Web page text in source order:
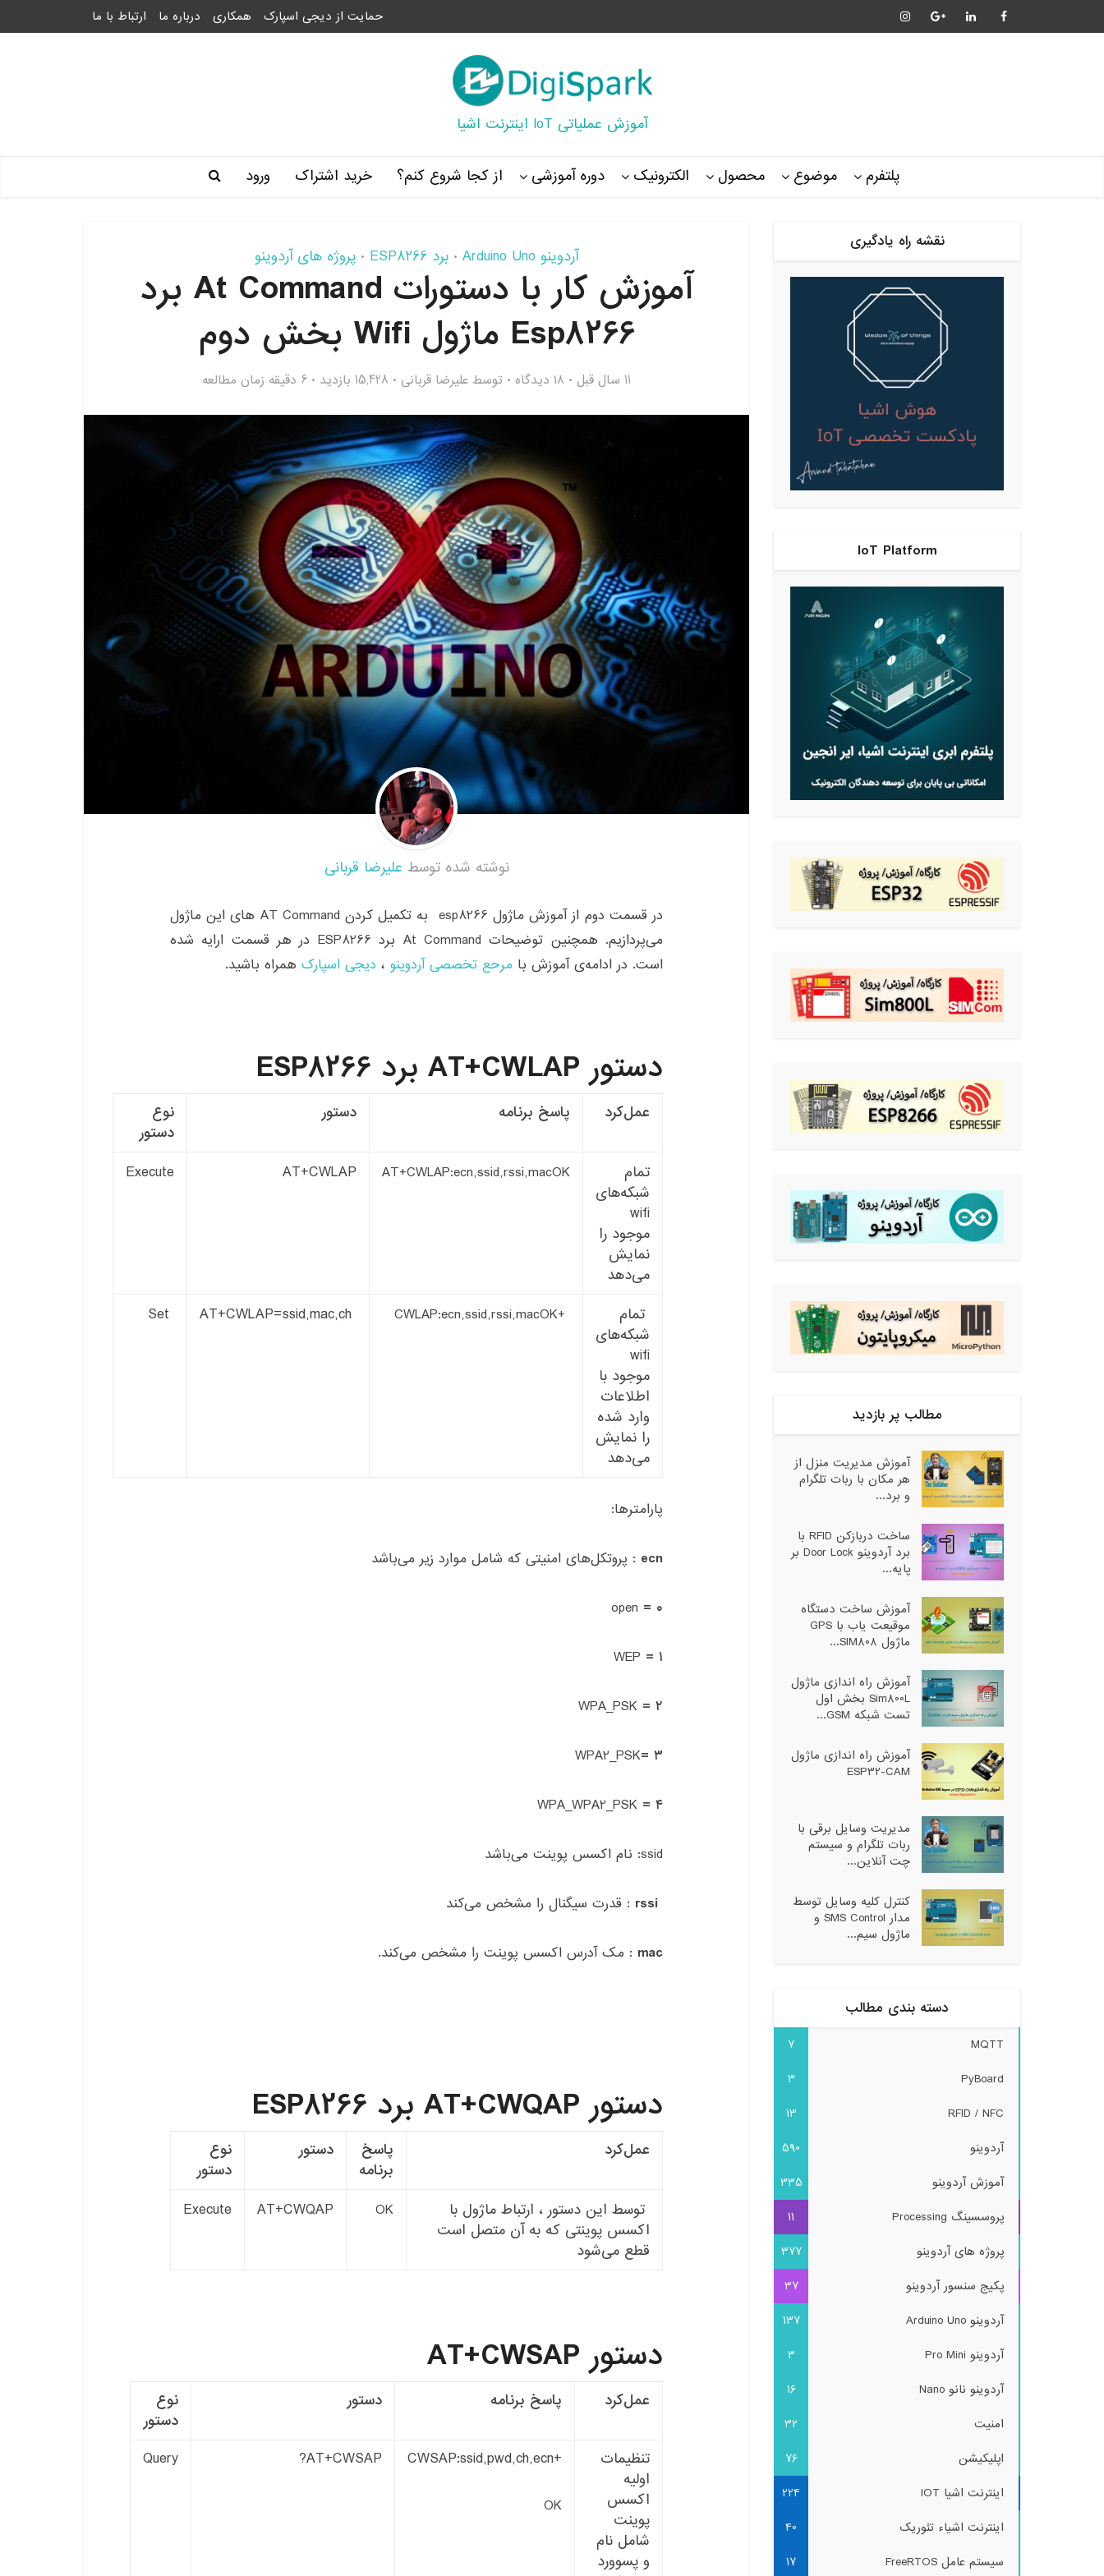
حمایت از دیجی اسپارک همکاری درباره ما ارتباط با ما
آموزش عملیاتی IoT اینترنت اشیا
پلتفرم موضوع محصول الکترونیک دوره آموزشی از کجا شروع کنم؟ خرید اشتراک ورود
آردوینو Arduino Uno • برد ESP8266 • پروژه های آردوینو
آموزش کار با دستورات At Command برد
Esp8266 ماژول Wifi بخش دوم
11 سال قبل ۱۸ دیدگاه توسط علیرضا قربانی 15,428 بازدید 6 دقیقه زمان مطالعه
نوشته شده توسط علیرضا قربانی
در قسمت دوم از آموزش ماژول esp8266 به تکمیل کردن AT Command های این ماژول
می‌پردازیم. همچنین توضیحات At Command برد ESP8266 در هر قسمت ارایه شده
است. در ادامه‌ی آموزش با مرحع تخصصی آردوینو ، دیجی اسپارک همراه باشید.
دستور AT+CWLAP برد ESP8266
عمل‌کرد پاسخ برنامه دستور
نوع
دستور
تمام
شبکه‌‌های
wifi
موجود را
نمایش
می‌دهد
AT+CWLAP:ecn,ssid,rssi,macOK
AT+CWLAP
Execute
تمام
شبکه‌های
wifi
موجود با
اطلاعات
وارد شده
را نمایش
می‌دهد
+CWLAP:
ecn,ssid,rssi,macOK
ssid,mac,ch
پارامترها:
ecn : پروتکل‌های امنیتی که شامل موارد زیر می‌باشد
۰ = open
۱ = WEP
۲ = WPA_PSK
۳ = WPA2_PSK
۴ = WPA_WPA2_PSK
ssid
: نام اکسس پوینت می‌باشد
قدرت سیگنال را مشخص می‌کند
mac : مک آدرس اکسس پوینت را مشخص می‌کند.
دستور AT+CWQAP برد ESP8266
عمل‌کرد
پاسخ
برنامه
دستور
نوع
دستور
توسط این دستور ، ارتباط ماژول با
اکسس پوینتی که به آن متصل است
قطع می‌شود
OK
AT+CWQAP
Execute
دستور AT+CWSAP
عمل‌کرد پاسخ برنامه دستور
نوع
دستور
تنظیمات
اولیه
اکسس
پوینت
شامل نام
و پسوورد
+CWSAP:
ssid,pwd,ch,ecn
OK
AT+CWSAP?
Query
نقشه راه یادگیری
IoT Platform
مطالب پر بازدید
آموزش مدیریت منزل از
هر مکان با ربات تلگرام
و برد...
ساخت دربازکن RFID با
برد آردوینو Door Lock بر
پایه...
آموزش ساخت دستگاه
موقیعت یاب با GPS
ماژول SIM808...
آموزش راه اندازی ماژول
Sim800L بخش اول
تست شبکه GSM...
آموزش راه اندازی ماژول
ESP32-CAM
مدیریت وسایل برقی با
ربات تلگرام و سیستم
چت آنلاین...
کنترل کلیه وسایل توسط
مدار SMS Control و
ماژول سیم...
دسته بندی مطالب
MQTT
7
PyBoard
3
RFID / NFC
13
آردوینو
590
آموزش آردوینو
335
پروسسینگ Processing
11
پروژه های آردوینو
377
پکیج سنسور آردوینو
37
آردوینو Arduino Uno
137
آردوینو Pro Mini
3
آردوینو نانو Nano
16
امنیت
32
اپلیکیشن
76
اینترنت اشیا IOT
224
اینترنت اشیاء تئوریک
40
سیستم عامل FreeRTOS
17